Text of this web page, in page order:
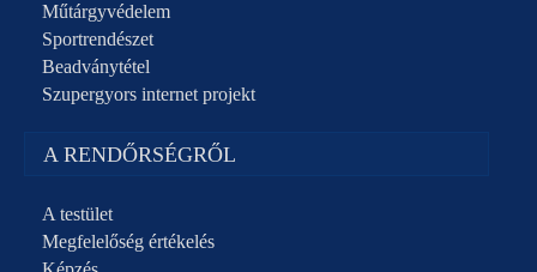
Műtárgyvédelem
Sportrendészet
Beadványtétel
Szupergyors internet projekt
A RENDŐRSÉGRŐL
A testület
Megfelelőség értékelés